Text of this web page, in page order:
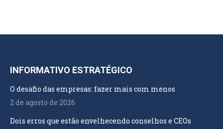
INFORMATIVO ESTRATÉGICO
O desafio das empresas: fazer mais com menos
2 de agosto de 2026
Dois erros que estão envelhecendo conselhos e CEOs